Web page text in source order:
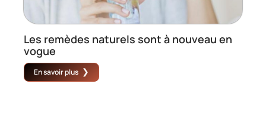
Les remèdes naturels sont à nouveau en
vogue
En savoir plus